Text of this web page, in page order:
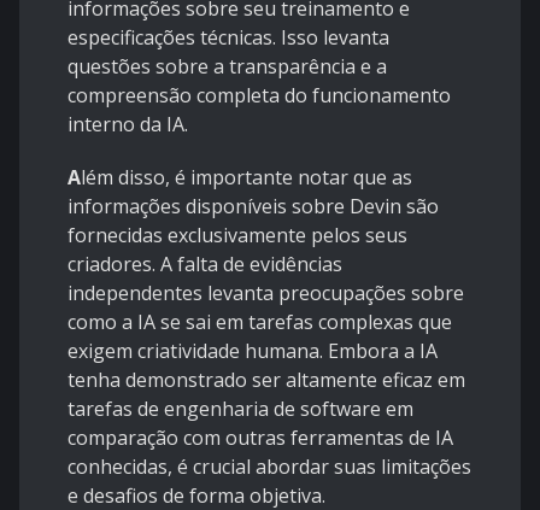
informações sobre seu treinamento e
especificações técnicas. Isso levanta
questões sobre a transparência e a
compreensão completa do funcionamento
interno da IA.
Além disso, é importante notar que as
informações disponíveis sobre Devin são
fornecidas exclusivamente pelos seus
criadores. A falta de evidências
independentes levanta preocupações sobre
como a IA se sai em tarefas complexas que
exigem criatividade humana. Embora a IA
tenha demonstrado ser altamente eficaz em
tarefas de engenharia de software em
comparação com outras ferramentas de IA
conhecidas, é crucial abordar suas limitações
e desafios de forma objetiva.